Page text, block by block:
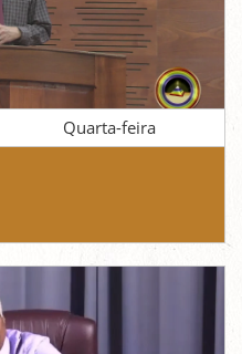
Quarta-feira